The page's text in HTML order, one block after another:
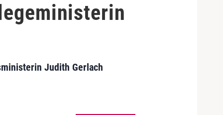
Judith Gerlach